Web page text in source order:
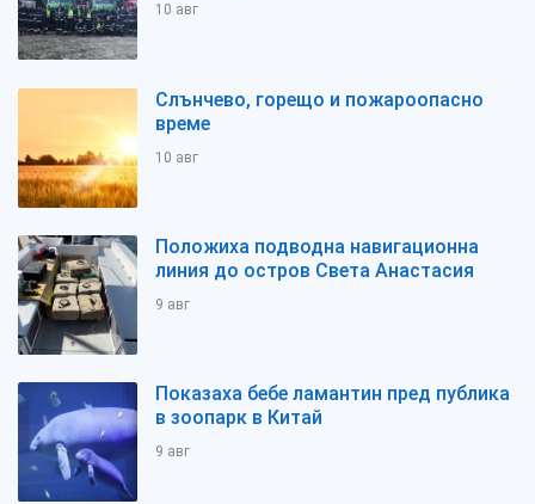
10 авг
Слънчево, горещо и пожароопасно
време
10 авг
Положиха подводна навигационна
линия до остров Света Анастасия
9 авг
Показаха бебе ламантин пред публика
в зоопарк в Китай
9 авг